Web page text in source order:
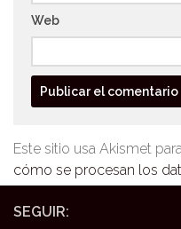
Web
Este sitio usa Akismet
cómo se procesan los
SEGUIR: